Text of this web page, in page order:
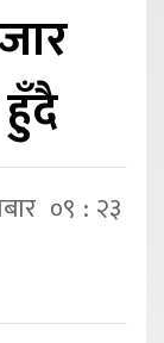
हुँदै
०९ : २३